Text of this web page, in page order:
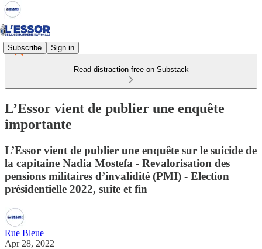
Subscribe Sign in
Read distraction-free on Substack
L’Essor vient de publier une enquête
importante
L’Essor vient de publier une enquête sur le suicide de
la capitaine Nadia Mostefa - Revalorisation des
pensions militaires d’invalidité (PMI) - Election
présidentielle 2022, suite et fin
Rue Bleue
Apr 28, 2022